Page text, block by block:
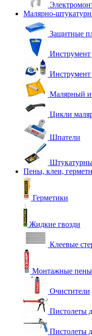
Малярно-
Защитные
Инструмент
Инструмент
Малярный
Цикли
Шпатели
Пены, клеи,
Герметики
Жидкие гвозди
Клеевые
Монтажные пены
Очистители
Пистолеты
Пистолеты